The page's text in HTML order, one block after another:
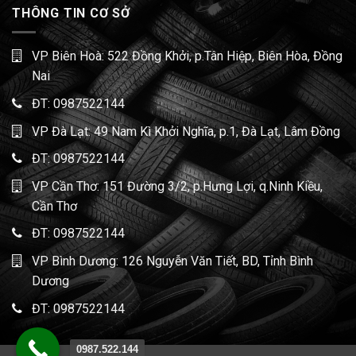
THÔNG TIN CƠ SỞ
VP Biên Hoà: 522 Đồng Khởi, p.Tân Hiệp, Biên Hòa, Đồng
Nai
ĐT: 0987522144
VP Đà Lạt: 49 Nam Kì Khởi Nghĩa, p.1, Đà Lạt, Lâm Đồng
ĐT:0987522144
VP Cần Thơ: 151 Đường 3/2, p.Hưng Lợi, q.Ninh Kiều,
Cần Thơ
ĐT: 0987522144
VP Bình Dương: 126 Nguyễn Văn Tiết, BD, Tỉnh Bình
Dương
ĐT: 0987522144
0987.522.144